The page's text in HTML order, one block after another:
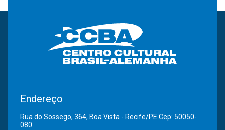
Endereço
Rua do Sossego, 364, Boa Vista - Recife/PE Cep: 50050-
080